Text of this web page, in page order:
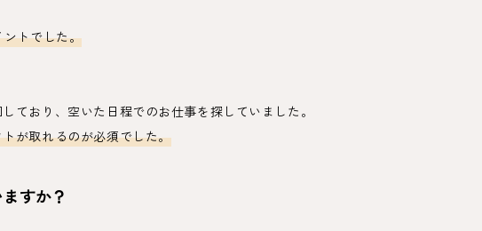
ントでした。
ており、空いた日程でのお仕事を探していました。
が取れるのが必須でした。
すか？